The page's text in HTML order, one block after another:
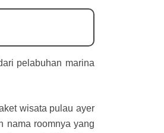
pelabuhan marina
wisata pulau ayer
nama roomnya yang